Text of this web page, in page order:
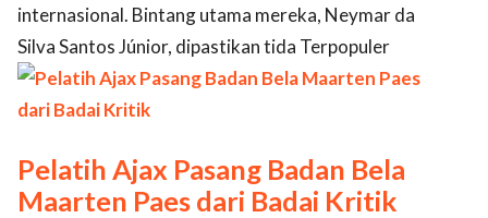
internasional. Bintang utama mereka, Neymar da
Silva Santos Júnior, dipastikan tida Terpopuler
Pelatih Ajax Pasang Badan Bela
Maarten Paes dari Badai Kritik